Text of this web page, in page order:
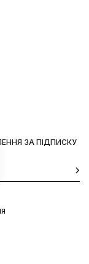
ЗА ПІДПИСКУ